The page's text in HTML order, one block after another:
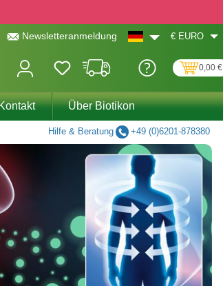
Newsletteranmeldung € EURO
0,00 €
Über Biotikon
Hilfe & Beratung +49 (0)6201-878380